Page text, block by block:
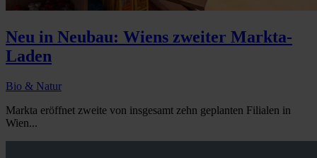
Neu in Neubau: Wiens zweiter Markta-
Laden
Bio & Natur
Markta eröffnet zweite von insgesamt zehn geplanten Filialen in
Wien...